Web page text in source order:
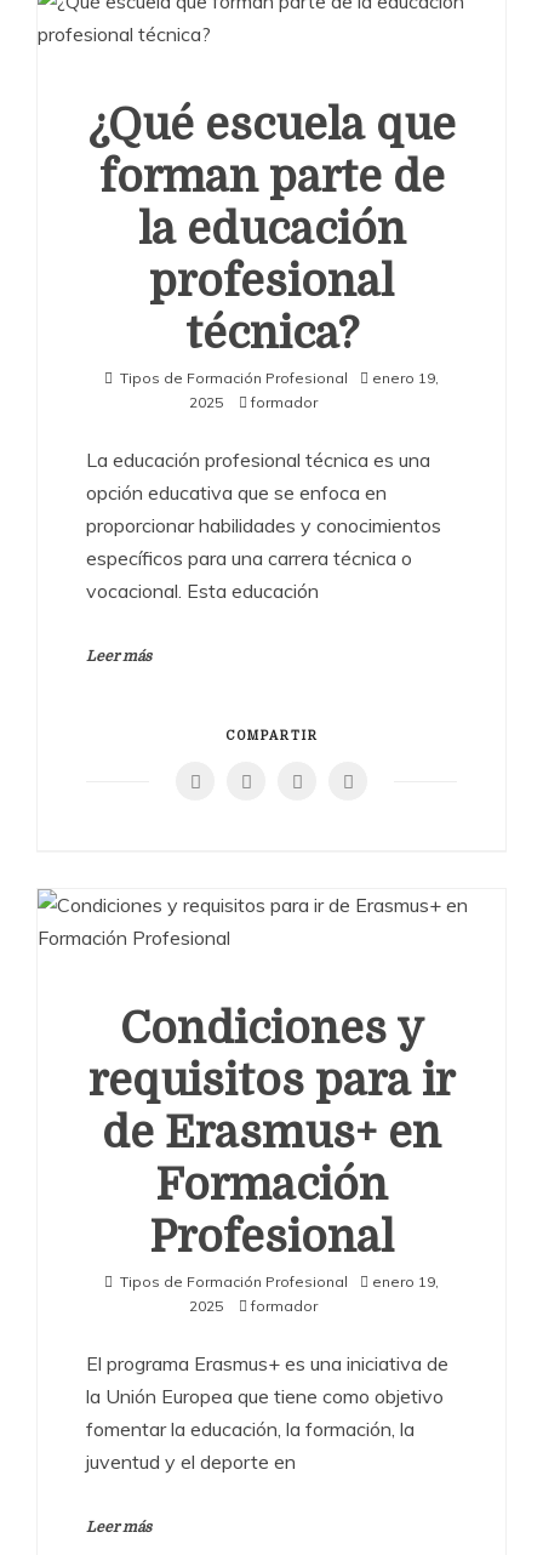
¿Qué escuela que
forman parte de
la educación
profesional
técnica?
Tipos de Formación Profesional
enero 19,
2025
formador
La educación profesional técnica es una
opción educativa que se enfoca en
proporcionar habilidades y conocimientos
específicos para una carrera técnica o
vocacional. Esta educación
Leer más
COMPARTIR
Condiciones y
requisitos para ir
de Erasmus+ en
Formación
Profesional
Tipos de Formación Profesional
enero 19,
2025
formador
El programa Erasmus+ es una iniciativa de
la Unión Europea que tiene como objetivo
fomentar la educación, la formación, la
juventud y el deporte en
Leer más